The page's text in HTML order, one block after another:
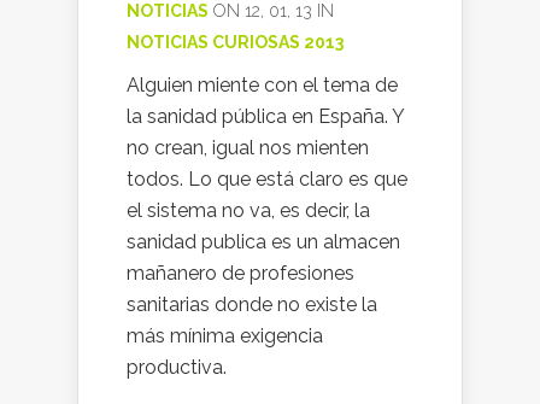
NOTICIAS ON 12, 01, 13 IN
NOTICIAS CURIOSAS 2013
Alguien miente con el tema de
la sanidad pública en España. Y
no crean, igual nos mienten
todos. Lo que está claro es que
el sistema no va, es decir, la
sanidad publica es un almacen
mañanero de profesiones
sanitarias donde no existe la
más mínima exigencia
productiva.